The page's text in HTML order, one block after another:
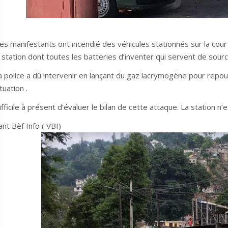
manifestants ont incendié des véhicules stationnés sur la
station dont toutes les batteries d’inventer qui servent de
police a dû intervenir en lançant du gaz lacrymogène pour
.
à présent d’évaluer le bilan de cette attaque. La station
Bèf Info ( VBI)